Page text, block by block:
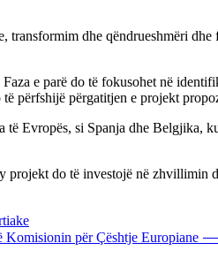
dhe qëndrueshmëri
e parë do të fokusohet në
përfshijë përgatitjen e projekt
Evropës, si Spanja dhe
do të investojë në
për Çështje Europiane